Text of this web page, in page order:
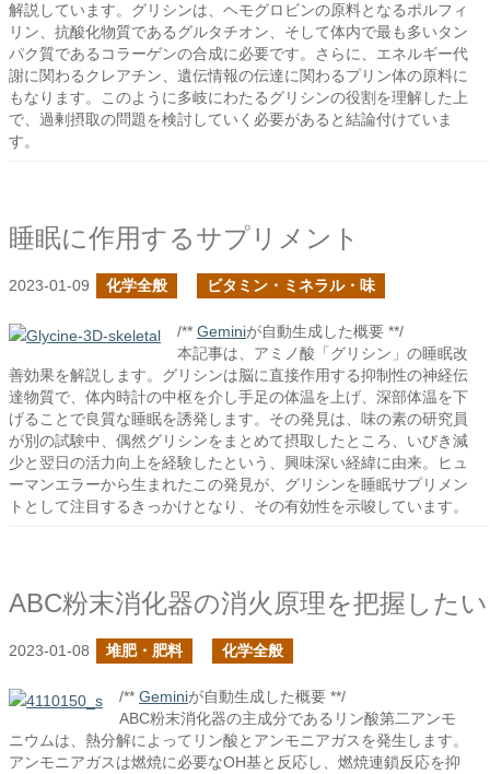
解説しています。グリシンは、ヘモグロビンの原料となるポルフィ
リン、抗酸化物質であるグルタチオン、そして体内で最も多いタン
パク質であるコラーゲンの合成に必要です。さらに、エネルギー代
謝に関わるクレアチン、遺伝情報の伝達に関わるプリン体の原料に
もなります。このように多岐にわたるグリシンの役割を理解した上
で、過剰摂取の問題を検討していく必要があると結論付けていま
す。
睡眠に作用するサプリメント
2023-01-09 化学全般 ビタミン・ミネラル・味
/** Geminiが自動生成した概要 **/
本記事は、アミノ酸「グリシン」の睡眠改
善効果を解説します。グリシンは脳に直接作用する抑制性の神経伝
達物質で、体内時計の中枢を介し手足の体温を上げ、深部体温を下
げることで良質な睡眠を誘発します。その発見は、味の素の研究員
が別の試験中、偶然グリシンをまとめて摂取したところ、いびき減
少と翌日の活力向上を経験したという、興味深い経緯に由来。ヒュ
ーマンエラーから生まれたこの発見が、グリシンを睡眠サプリメン
トとして注目するきっかけとなり、その有効性を示唆しています。
ABC粉末消化器の消火原理を把握したい
2023-01-08 堆肥・肥料 化学全般
/** Geminiが自動生成した概要 **/
ABC粉末消化器の主成分であるリン酸第二アンモ
ニウムは、熱分解によってリン酸とアンモニアガスを発生します。
アンモニアガスは燃焼に必要なOH基と反応し、燃焼連鎖反応を抑